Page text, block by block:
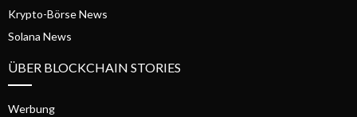
Krypto-Börse News
Solana News
ÜBER BLOCKCHAIN STORIES
Werbung